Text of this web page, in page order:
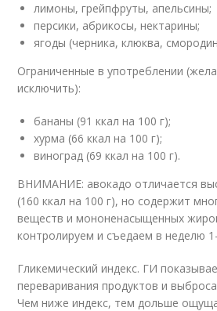
лимоны, грейпфруты, апельсины;
персики, абрикосы, нектарины;
ягоды (черника, клюква,
Ограниченные в употреблении
исключить):
бананы (91 ккал на 100 г);
хурма (66 ккал на 100 г);
виноград (69 ккал на 100 г).
ВНИМАНИЕ: авокадо отличается
(160 ккал на 100 г), но содержит
веществ и мононенасыщенных
контролируем и съедаем в неделю
Гликемический индекс. ГИ
переваривания продуктов и
Чем ниже индекс, тем дольше